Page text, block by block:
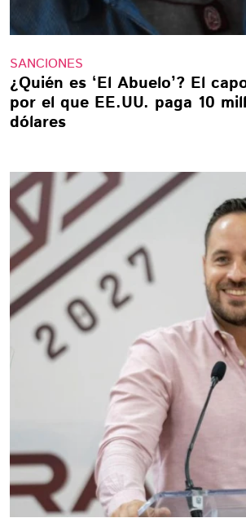
SANCIONES
¿Quién es ‘El Abuelo’? El
por el que EE.UU. paga 10
dólares